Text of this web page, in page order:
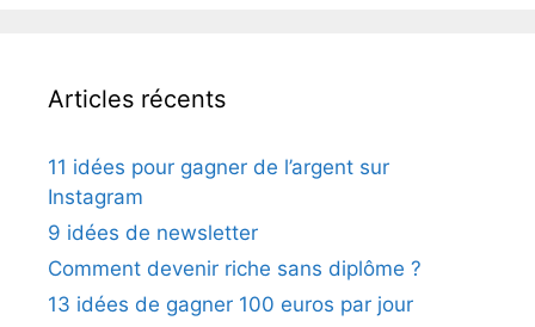
Articles récents
11 idées pour gagner de l’argent sur
Instagram
9 idées de newsletter
Comment devenir riche sans diplôme ?
13 idées de gagner 100 euros par jour